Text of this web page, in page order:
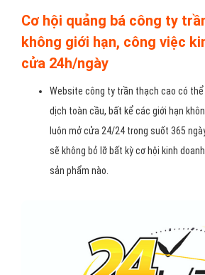
Cơ hội quảng bá công ty
không giới hạn, công việc
cửa 24h/ngày
Website công ty trần thạch cao có
dịch toàn cầu, bất kể các giới hạn
luôn mở cửa 24/24 trong suốt 365
sẽ không bỏ lỡ bất kỳ cơ hội kinh
sản phẩm nào.